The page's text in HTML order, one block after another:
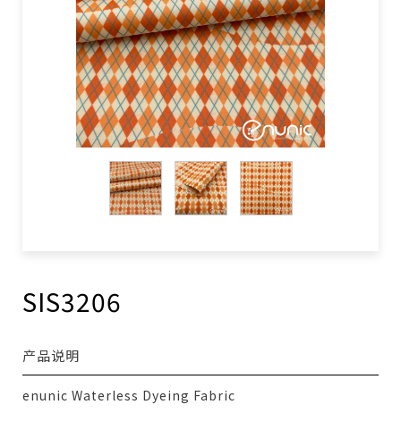
SIS3206
产品说明
enunic Waterless Dyeing Fabric